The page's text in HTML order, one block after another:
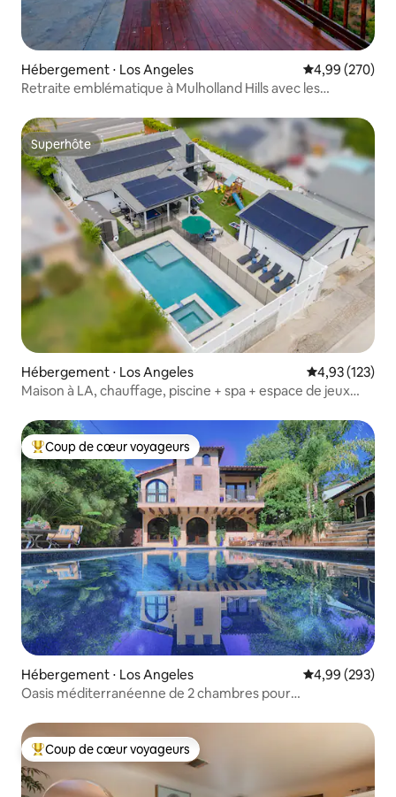
Hébergement ⋅ Los Angeles Évaluation
4,99 (270)
Retraite emblématique à Mulholland Hills avec les
Superhôte
Superhôte
Hébergement ⋅ Los Angeles Évaluation
4,93 (123)
Maison à LA, chauffage, piscine + spa + espace de jeux
Coups de cœur voyageurs les plus appréciés
Coup de cœur voyageurs
Hébergement ⋅ Los Angeles Évaluation
4,99 (293)
Oasis méditerranéenne de 2 chambres pour
Coups de cœur voyageurs les plus appréciés
Coup de cœur voyageurs